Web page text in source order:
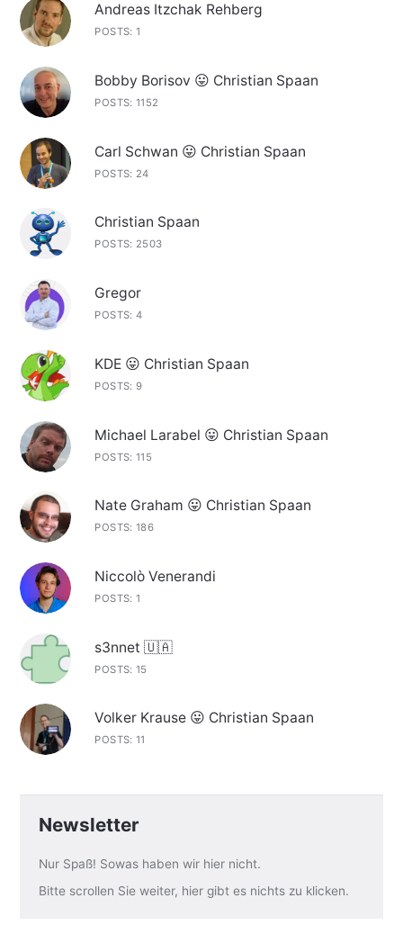
Andreas Itzchak Rehberg
POSTS: 1
Bobby Borisov 😛 Christian Spaan
POSTS: 1152
Carl Schwan 😛 Christian Spaan
POSTS: 24
Christian Spaan
POSTS: 2503
Gregor
POSTS: 4
KDE 😛 Christian Spaan
POSTS: 9
Michael Larabel 😛 Christian Spaan
POSTS: 115
Nate Graham 😛 Christian Spaan
POSTS: 186
Niccolò Venerandi
POSTS: 1
s3nnet 🇺🇦
POSTS: 15
Volker Krause 😛 Christian Spaan
POSTS: 11
Newsletter
Nur Spaß! Sowas haben wir hier nicht.
Bitte scrollen Sie weiter, hier gibt es nichts zu klicken.